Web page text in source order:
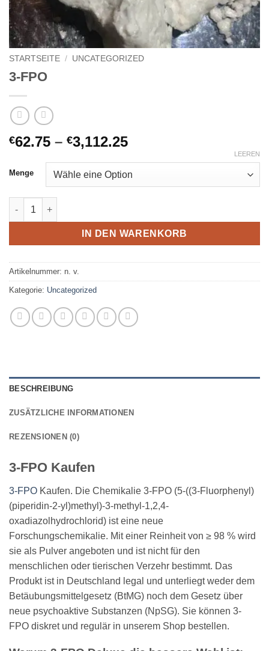
STARTSEITE / UNCATEGORIZED
3-FPO
€62.75 – €3,112.25Preisspanne:
bis
€3,112.25
Menge
LEEREN
3-FPO Menge
IN DEN WARENKORB
Artikelnummer: n. v.
Kategorie: Uncategorized
BESCHREIBUNG
ZUSÄTZLICHE INFORMATIONEN
REZENSIONEN (0)
3-FPO Kaufen
3-FPO Kaufen. Die Chemikalie 3-FPO (5-((3-Fluorphenyl)
(piperidin-2-yl)methyl)-3-methyl-1,2,4-
oxadiazolhydrochlorid) ist eine neue
Forschungschemikalie. Mit einer Reinheit von ≥ 98 % wird
sie als Pulver angeboten und ist nicht für den
menschlichen oder tierischen Verzehr bestimmt. Das
Produkt ist in Deutschland legal und unterliegt weder dem
Betäubungsmittelgesetz (BtMG) noch dem Gesetz über
neue psychoaktive Substanzen (NpSG). Sie können 3-
FPO diskret und regulär in unserem Shop bestellen.